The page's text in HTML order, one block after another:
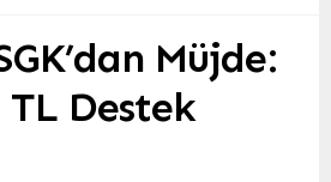
Müjde:
Destek